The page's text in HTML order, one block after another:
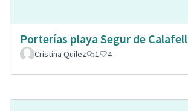
Porterías playa Segur de Calafell
Cristina Quilez
1 4